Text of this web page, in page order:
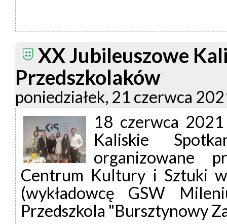
XX Jubileuszowe
Przedszkolaków
poniedziałek, 21 czerwca
18 czerwca
Kaliskie
organizowane
Centrum Kultury i Sztuki
(wykładowcę GSW
Przedszkola "Bursztynowy